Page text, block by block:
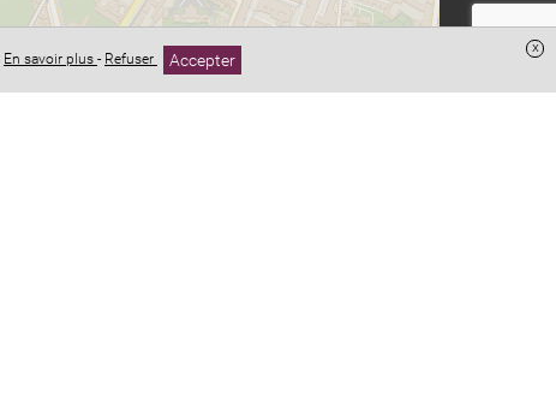
En savoir plus - Refuser Accepter
x